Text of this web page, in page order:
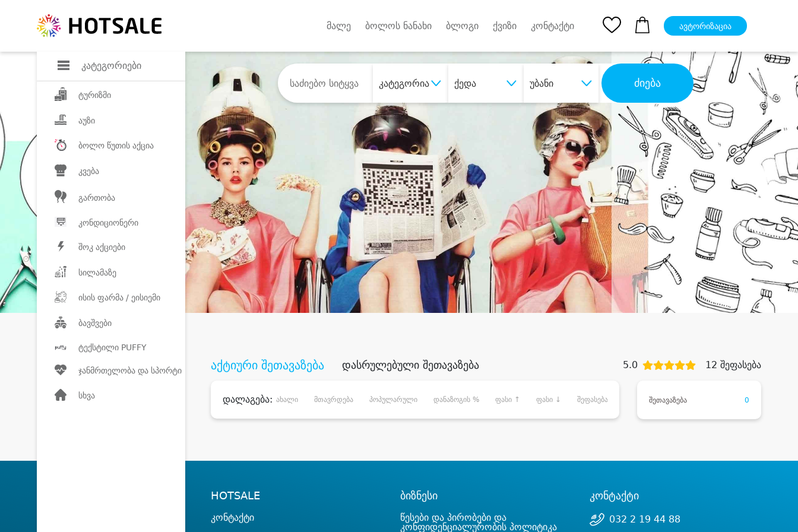
კატეგორიები
ტურიზმი
აუზი
ბოლო წუთის აქცია
კვება
გართობა
კონდიციონერი
შოკ აქციები
სილამაზე
ისის ფარმა / ეისიემი
ბავშვები
ტექსტილი PUFFY
ჯანმრთელობა და სპორტი
სხვა
მალე ბოლოს ნანახი ბლოგი ქვიზი კონტაქტი ავტორიზაცია
კატეგორია ქედა უბანი ძიება
შეიძინე სასურველი მომსახურებადიდი დანაზოგით
აქტიური შეთავაზება დასრულებული შეთავაზება 5.0 12 შეფასება
დალაგება: ახალი მთავრდება პოპულარული დანაზოგის % ფასი ↑ ფასი ↓ შეფასება შეთავაზება 0
HOTSALE
კონტაქტი
ბიზნესი
წესები და პირობები და
კონფიდენციალურობის პოლიტიკა
კონტაქტი
032 2 19 44 88